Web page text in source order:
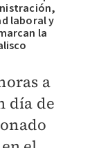
laboral y
la
a
día de